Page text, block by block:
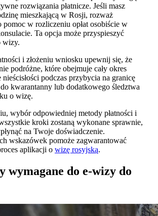
rozwiązania płatnicze. Jeśli masz
mieszkającą w Rosji, rozważ
pomoc w rozliczeniu opłat osobiście w
Ta opcja może przyspieszyć
wizy.
i złożeniu wniosku upewnij się, że
podróżne, które obejmuje cały okres
podczas przybycia na granicę
kwarantanny lub dodatkowego śledztwa
o wizę.
wybór odpowiedniej metody płatności i
kroki zostaną wykonane sprawnie,
na Twoje doświadczenie.
wskazówek pomoże zagwarantować
aplikacji o wizę rosyjską.
wymagane do e-wizy do